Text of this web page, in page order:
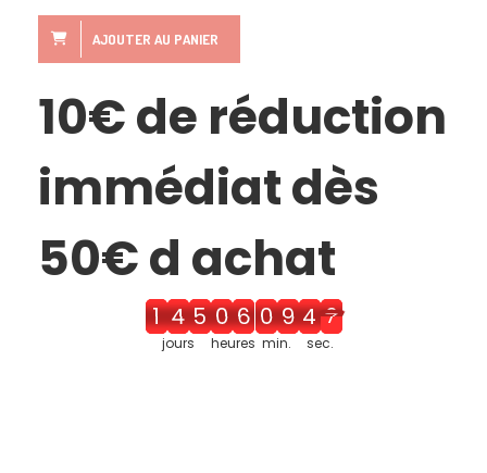
AJOUTER AU PANIER
10€ de réduction
immédiat dès
50€ d achat
1 4 6
jours
0 7
heures
1 0
min.
4 7
sec.